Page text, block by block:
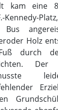
denn sie
dort ihr
die